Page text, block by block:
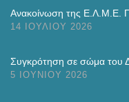
Ανακοίνωση της Ε.Λ.Μ.Ε.
14 ΙΟΥΛΊΟΥ 2026
Συγκρότηση σε σώμα του
5 ΙΟΥΝΊΟΥ 2026